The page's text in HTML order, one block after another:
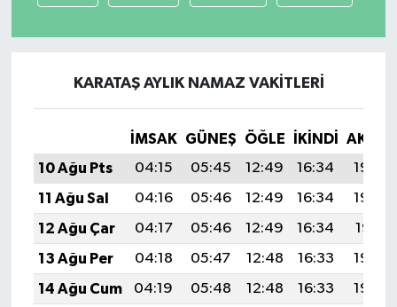
KARATAŞ AYLIK NAMAZ VAKITLERI
İMSAK GÜNEŞ ÖĞLE İKINDI
10 Ağu Pts
04:15 05:45 12:49 16:34
19:43
11 Ağu Sal
04:16 05:46 12:49 16:34
19:42
12 Ağu Çar
04:17 05:46 12:49 16:34
19:41
13 Ağu Per
04:18 05:47 12:48 16:33
19:40
14 Ağu Cum
04:19 05:48 12:48 16:33
19:39